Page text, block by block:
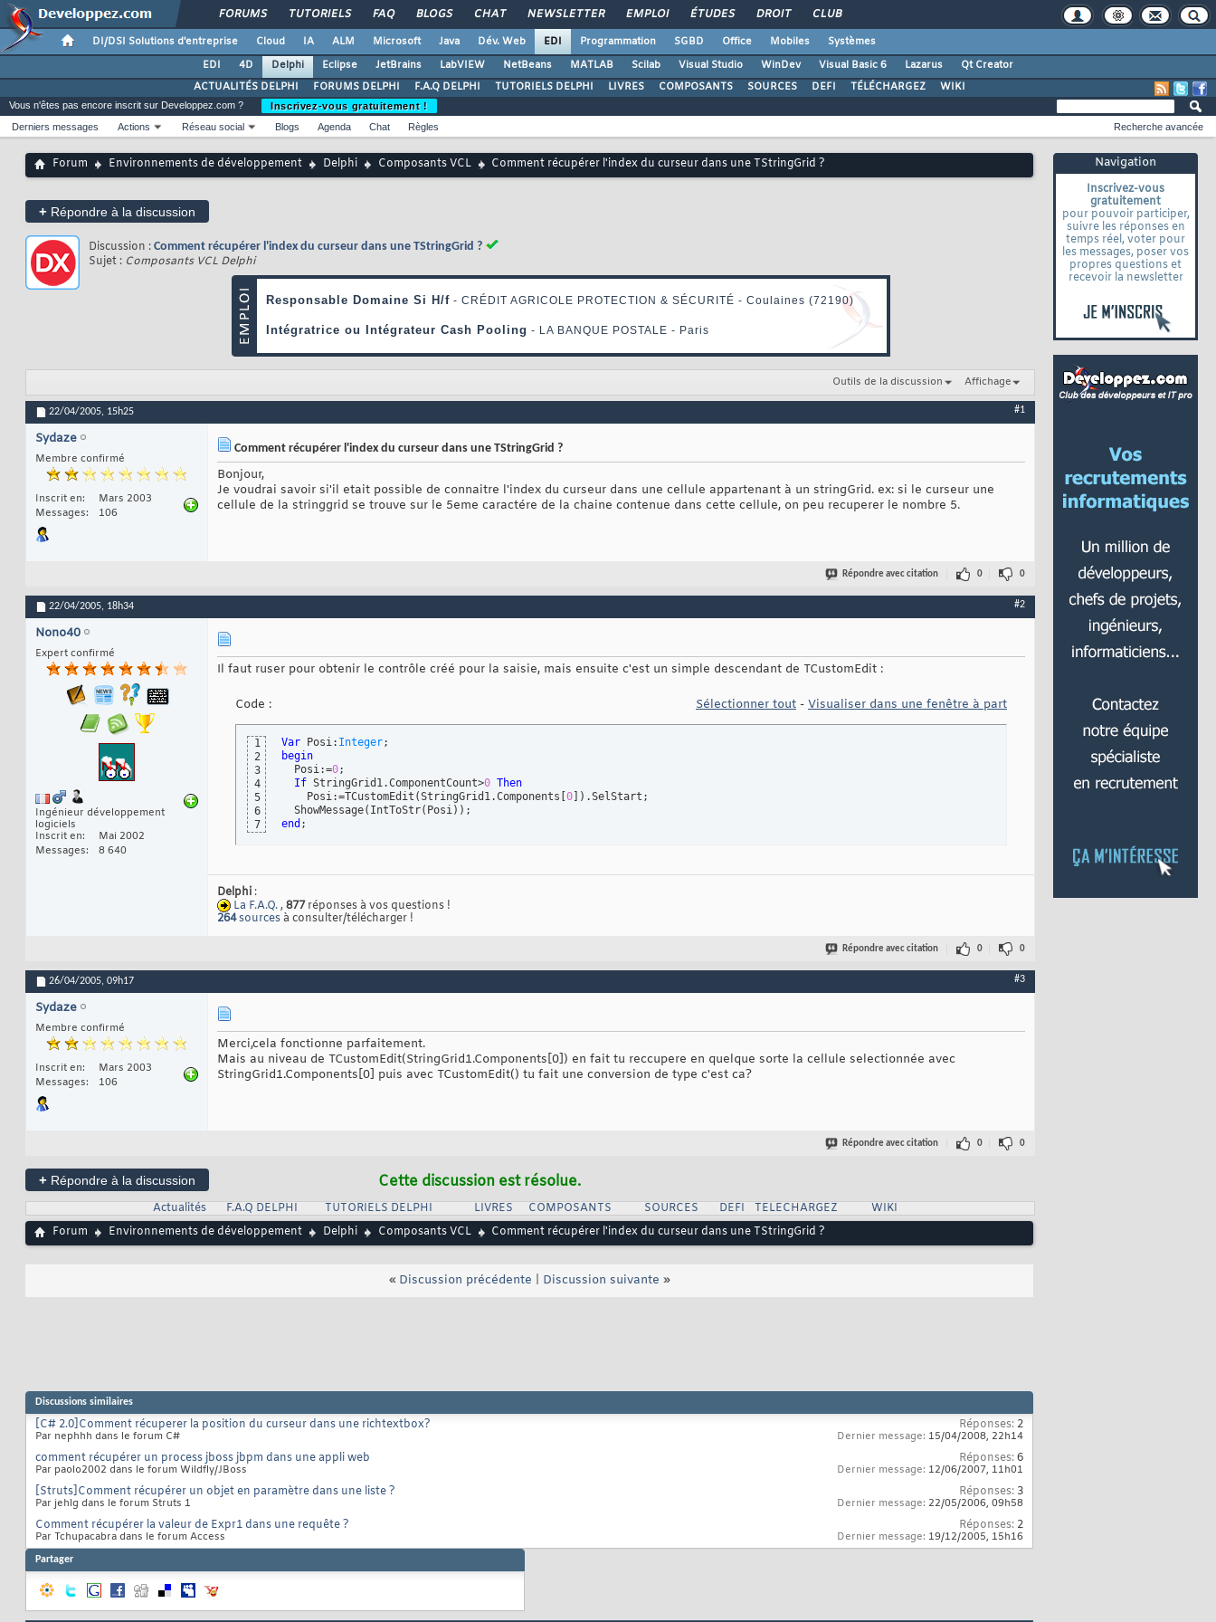
FORUMS TUTORIELS FAQ BLOGS CHAT NEWSLETTER EMPLOI ÉTUDES DROIT CLUB
DI/DSI Solutions d'entreprise Cloud IA ALM Microsoft Java Dév. Web EDI Programmation SGBD Office Mobiles
Systèmes
EDI
4D Delphi Eclipse JetBrains LabVIEW NetBeans MATLAB Scilab Visual Studio WinDev Visual Basic 6 Lazarus
Qt Creator
ACTUALITÉS DELPHI
FORUMS DELPHI F.A.Q DELPHI TUTORIELS DELPHI LIVRES COMPOSANTS SOURCES DEFI TÉLÉCHARGEZ WIKI
Navigation
Inscrivez-vous
gratuitement
pour pouvoir participer,
suivre les réponses en
temps réel, voter pour
les messages, poser vos
propres questions et
recevoir la newsletter
Vous n'êtes pas encore inscrit sur Developpez.com ?
Inscrivez-vous gratuitement !
Derniers messages
Actions Réseau social Blogs Agenda Chat Règles Recherche avancée
Forum Environnements de développement Delphi Composants VCL Comment récupérer l'index du curseur dans une TStringGrid ?
+ Répondre à la discussion
Discussion : Comment récupérer l'index du curseur dans une TStringGrid ?
Sujet : Composants VCL Delphi
Outils de la discussion Affichage
22/04/2005, 15h25 #1
Sydaze
Membre confirmé
Inscrit en
Mars 2003
Messages
106
Comment récupérer l'index du curseur dans une TStringGrid ?
Bonjour,
Je voudrai savoir si'il etait possible de connaitre l'index du curseur dans une cellule appartenant à un stringGrid. ex: si le curseur une
cellule de la stringgrid se trouve sur le 5eme caractére de la chaine contenue dans cette cellule, on peu recuperer le nombre 5.
Répondre avec citation 0 0
22/04/2005, 18h34 #2
Nono40
Expert confirmé
Ingénieur développement
logiciels
Inscrit en
Mai 2002
Messages
8 640
Il faut ruser pour obtenir le contrôle créé pour la saisie, mais ensuite c'est un simple descendant de TCustomEdit :
Code : Sélectionner tout - Visualiser dans une fenêtre à part
1
2
3
4
5
6
7
Var Posi: Integer
begin
  Posi:=
0;
If StringGrid1.ComponentCount>0 Then
    Posi:=TCustomEdit
(StringGrid1.Components 0 ) .SelStart;
  ShowMessage
( IntToStr( Posi) )
end ;
Delphi :
La F.A.Q., 877réponses à vos questions !
264sourcesà consulter/télécharger !
Répondre avec citation 0 0
26/04/2005, 09h17 #3
Sydaze
Membre confirmé
Inscrit en
Mars 2003
Messages
106
Merci,cela fonctionne parfaitement.
Mais au niveau de TCustomEdit(StringGrid1.Components[0]) en fait tu reccupere en quelque sorte la cellule selectionnée avec
StringGrid1.Components[0] puis avec TCustomEdit() tu fait une conversion de type c'est ca?
Répondre avec citation 0 0
+ Répondre à la discussion Cette discussion est résolue.
Actualités F.A.Q DELPHI TUTORIELS DELPHI LIVRES COMPOSANTS SOURCES DEFI TELECHARGEZ
WIKI
Forum
Environnements de développement Delphi Composants VCL Comment récupérer l'index du curseur dans une TStringGrid ?
« Discussion précédente Discussion suivante »
Discussions similaires
[C# 2.0]Comment récuperer la position du curseur dans une richtextbox?
Par nephhh dans le forum C#
Réponses: 2
Dernier message: 15/04/2008, 22h14
comment récupérer un process jboss jbpm dans une appli web
Par paolo2002 dans le forum Wildfly/JBoss
Réponses:6
Dernier message: 12/06/2007, 11h01
[Struts]Comment récupérer un objet en paramètre dans une liste ?
Par jehlg dans le forum Struts 1
Réponses: 3
Dernier message: 22/05/2006, 09h58
Comment récupérer la valeur de Expr1 dans une requête ?
Par Tchupacabra dans le forum Access
Réponses: 2
Dernier message: 19/12/2005, 15h16
Partager